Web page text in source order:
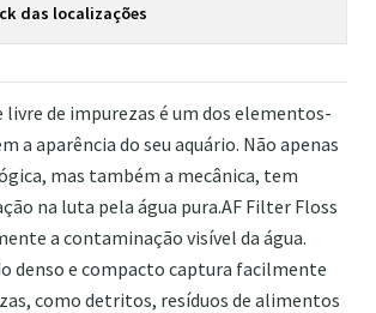
das localizações
livre de impurezas é um dos elementos-
a aparência do seu aquário. Não apenas
mas também a mecânica, tem
na luta pela água pura.AF Filter Floss
a contaminação visível da água.
denso e compacto captura facilmente
como detritos, resíduos de alimentos